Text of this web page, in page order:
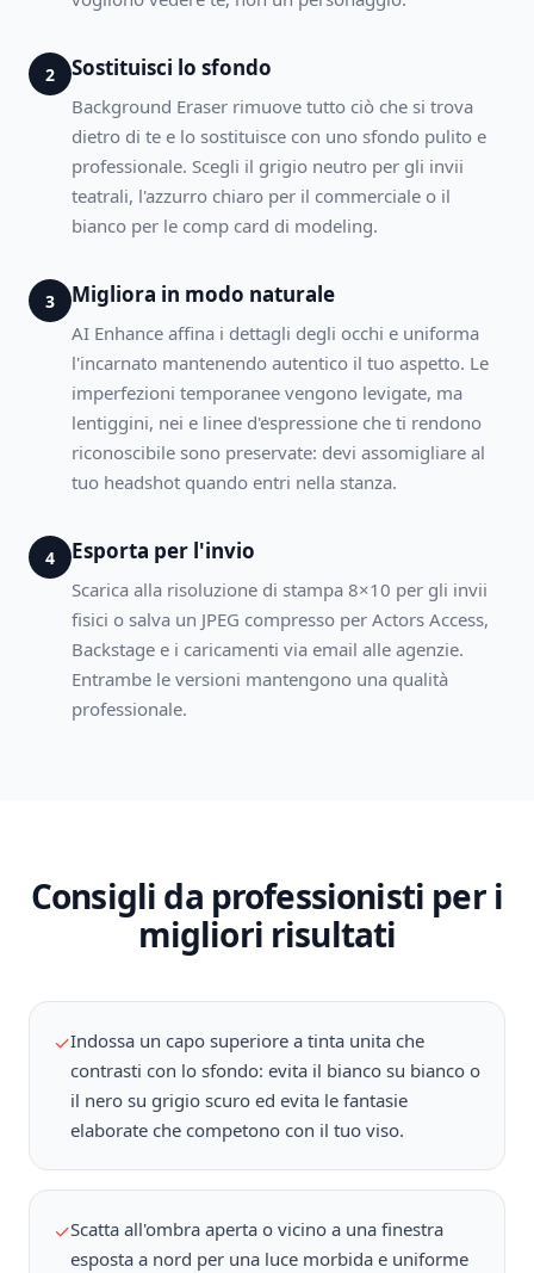
2 Sostituisci lo sfondo
Background Eraser rimuove tutto ciò che si trova
dietro di te e lo sostituisce con uno sfondo pulito e
professionale. Scegli il grigio neutro per gli invii
teatrali, l'azzurro chiaro per il commerciale o il
bianco per le comp card di modeling.
3 Migliora in modo naturale
AI Enhance affina i dettagli degli occhi e uniforma
l'incarnato mantenendo autentico il tuo aspetto. Le
imperfezioni temporanee vengono levigate, ma
lentiggini, nei e linee d'espressione che ti rendono
riconoscibile sono preservate: devi assomigliare al
tuo headshot quando entri nella stanza.
4 Esporta per l'invio
Scarica alla risoluzione di stampa 8×10 per gli invii
fisici o salva un JPEG compresso per Actors Access,
Backstage e i caricamenti via email alle agenzie.
Entrambe le versioni mantengono una qualità
professionale.
Consigli da professionisti per i
migliori risultati
✓Indossa un capo superiore a tinta unita che
contrasti con lo sfondo: evita il bianco su bianco o
il nero su grigio scuro ed evita le fantasie
elaborate che competono con il tuo viso.
✓Scatta all'ombra aperta o vicino a una finestra
esposta a nord per una luce morbida e uniforme